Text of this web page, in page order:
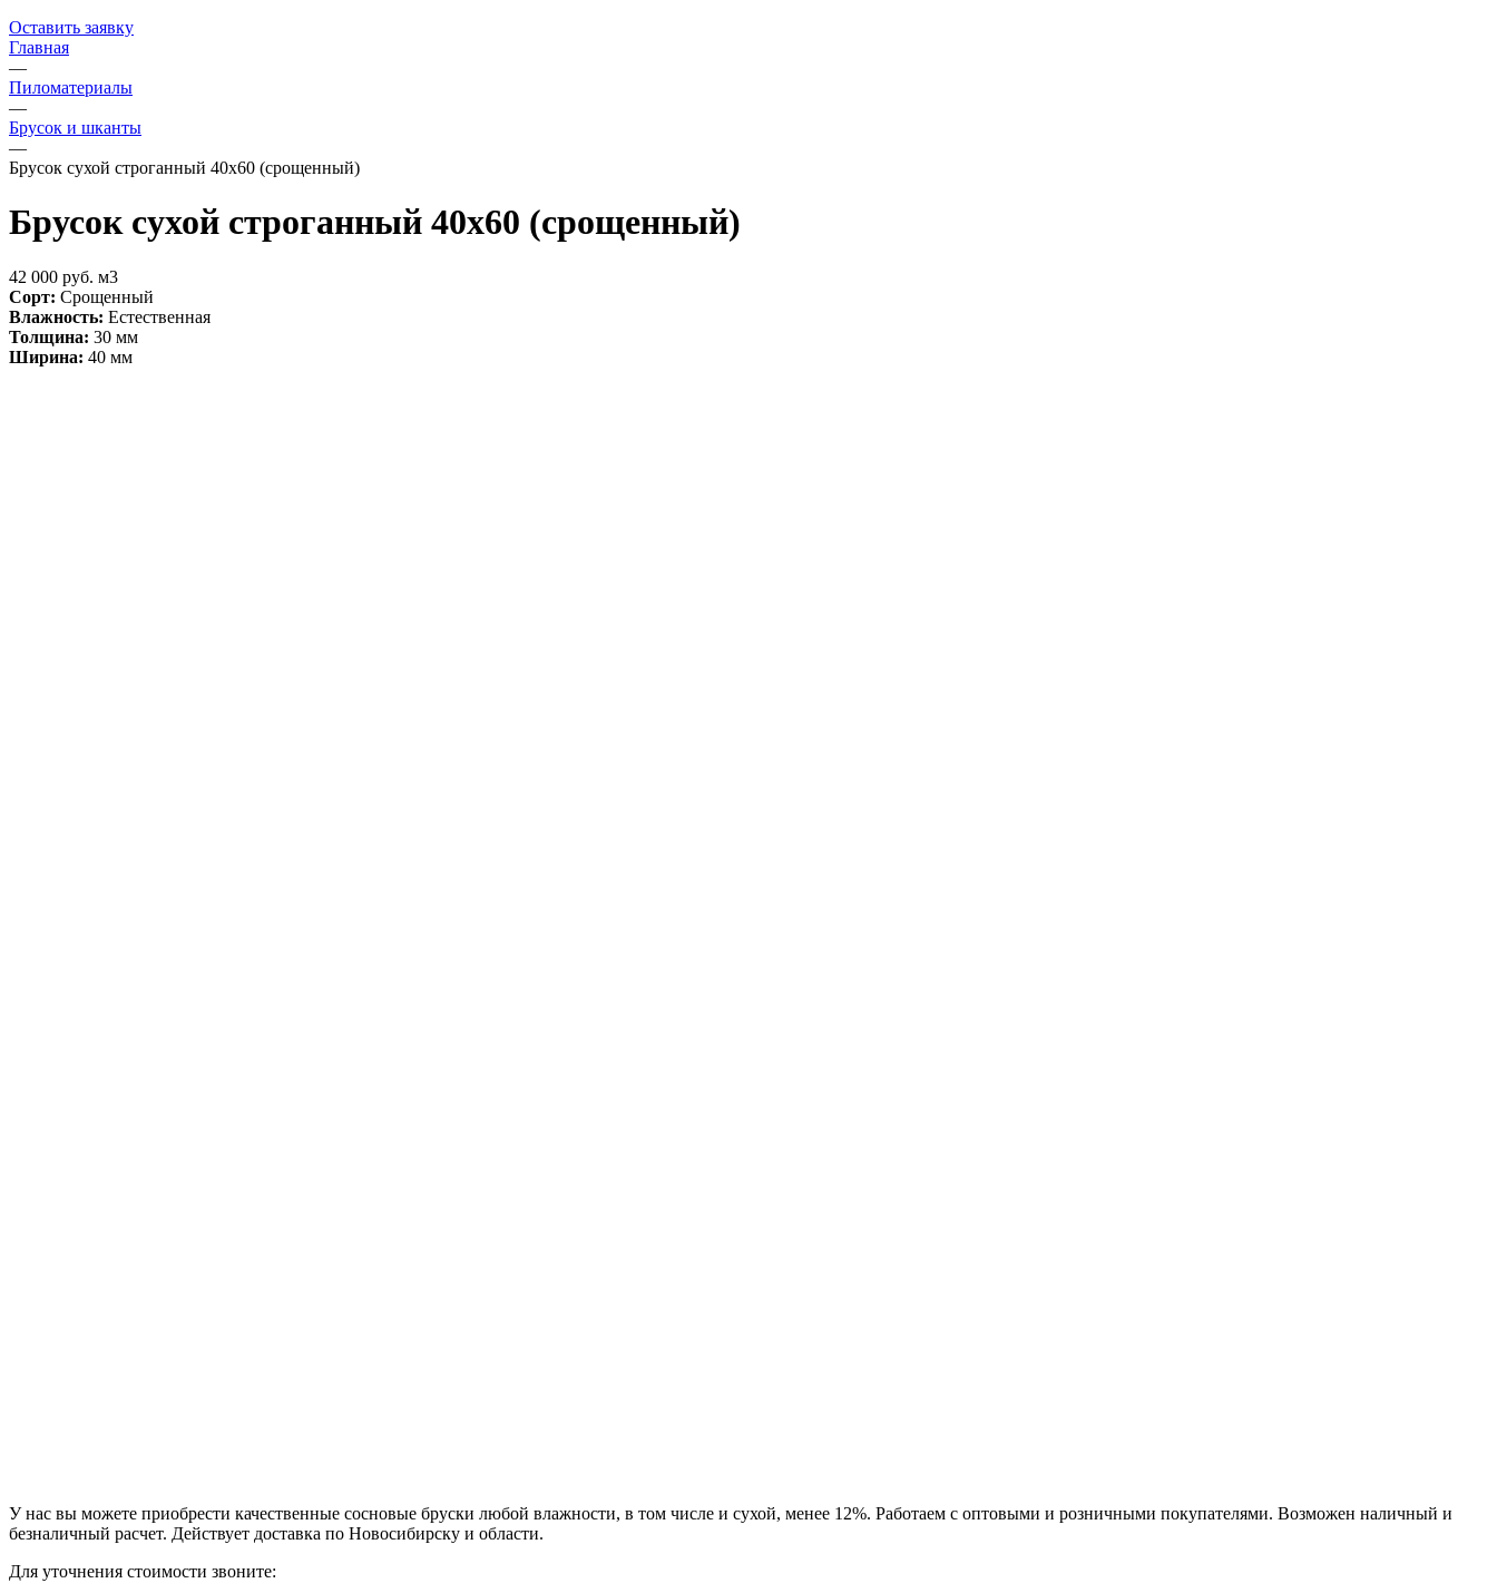
Оставить заявку
Главная
—
Пиломатериалы
—
Брусок и шканты
—
Брусок сухой строганный 40х60 (срощенный)
Брусок сухой строганный 40х60 (срощенный)
42 000 руб. м3
Сорт: Срощенный
Влажность: Естественная
Толщина: 30 мм
Ширина: 40 мм
У нас вы можете приобрести качественные сосновые бруски любой влажности, в том числе и сухой, менее 12%. Работаем с оптовыми и розничными покупателями. Возможен наличный и
безналичный расчет. Действует доставка по Новосибирску и области.
Для уточнения стоимости звоните: